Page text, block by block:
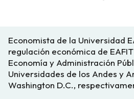
Economista de la Universidad
regulación económica de
Economía y Administración
Universidades de los Andes y
Washington D.C.,